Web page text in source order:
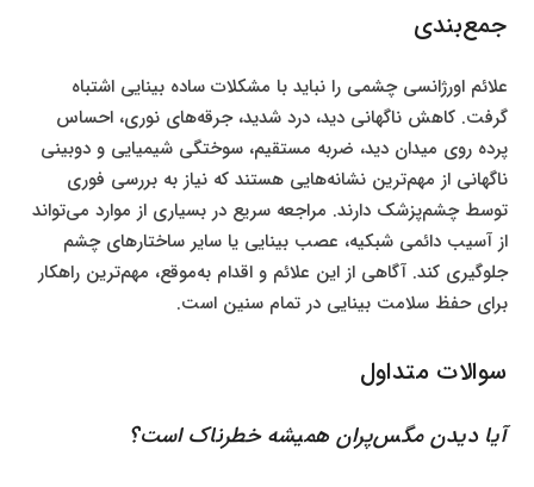
جمع‌بندی
علائم اورژانسی چشمی را نباید با مشکلات ساده بینایی اشتباه
گرفت. کاهش ناگهانی دید، درد شدید، جرقه‌های نوری، احساس
پرده روی میدان دید، ضربه مستقیم، سوختگی شیمیایی و دوبینی
ناگهانی از مهم‌ترین نشانه‌هایی هستند که نیاز به بررسی فوری
توسط چشم‌پزشک دارند. مراجعه سریع در بسیاری از موارد می‌تواند
از آسیب دائمی شبکیه، عصب بینایی یا سایر ساختارهای چشم
جلوگیری کند. آگاهی از این علائم و اقدام به‌موقع، مهم‌ترین راهکار
برای حفظ سلامت بینایی در تمام سنین است.
سوالات متداول
آیا دیدن مگس‌پران همیشه خطرناک است؟